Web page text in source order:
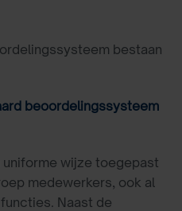
bestaan
beoordelingssysteem
wijze toegepast
medewerkers, ook al
Naast de